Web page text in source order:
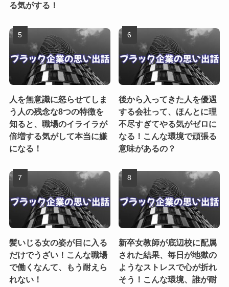
る気がする！
人を無意識に怒らせてしま
う人の残念な8つの特徴を
知ると、職場のイライラが
倍増する気がして本当に嫌
になる！
後から入ってきた人を優遇
する会社って、ほんとに理
不尽すぎてやる気がゼロに
なる！こんな環境で頑張る
意味があるの？
髪いじる女の姿が目に入る
だけでうざい！こんな職場
で働くなんて、もう耐えら
れない！
新卒女教師が底辺校に配属
された結果、毎日が地獄の
ようなストレスで心が折れ
そう！こんな環境、誰が耐